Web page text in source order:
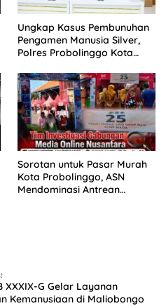
Ungkap Kasus Pembunuhan
Pengamen Manusia Silver,
Polres Probolinggo Kota
Sorotan untuk Pasar Murah
Kota Probolinggo, ASN
Mendominasi Antrean
XXXIX-G Gelar Layanan
Kemanusiaan di Maliobongo